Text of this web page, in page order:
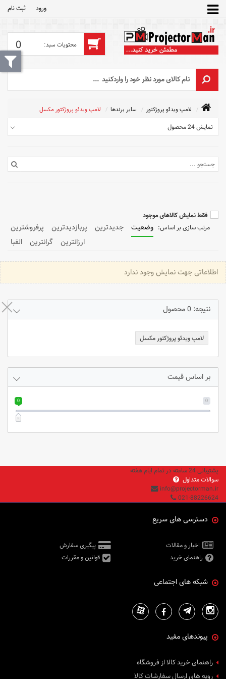
ورود ثبت‌ نام
0
لامپ ویدئو پروژکتور سایر برندها لامپ ویدئو پروژکتور مکسل
نمایش 24 محصول
فقط نمایش کالاهای موجود
وضعیت جدیدترین پربازدیدترین
پرفروشترین
ارزانترین
گرانترین الفبا
اطلاعاتی جهت نمایش وجود ندارد
نتیجه: 0 محصول
لامپ ویدئو پروژکتور مکسل
بر اساس قیمت
0
0
پشتیبانی 24 ساعته در تمام ایام هفته
سوالات متداول
info@projectorman.ir
021-88226624
دسترسی های سریع
اخبار و مقالات
پیگیری سفارش
راهنمای خرید
قوانین و مقررات
شبکه های اجتماعی
پیوندهای مفید
راهنمای خرید کالا از فروشگاه
رویه های ارسال سفارشات کالا